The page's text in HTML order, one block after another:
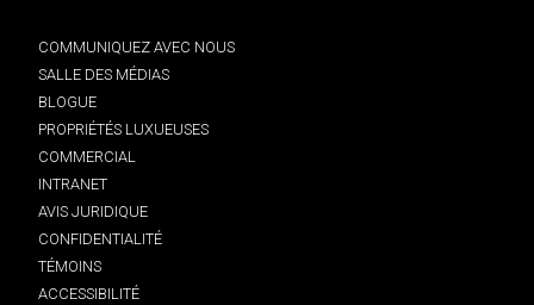
COMMUNIQUEZ AVEC NOUS
SALLE DES MÉDIAS
BLOGUE
PROPRIÉTÉS LUXUEUSES
COMMERCIAL
INTRANET
AVIS JURIDIQUE
CONFIDENTIALITÉ
TÉMOINS
ACCESSIBILITÉ